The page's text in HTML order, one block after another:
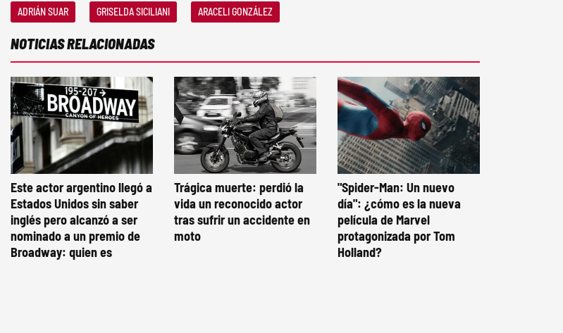
ADRIÁN SUAR GRISELDA SICILIANI ARACELI GONZÁLEZ
NOTICIAS RELACIONADAS
Este actor argentino llegó a
Estados Unidos sin saber
inglés pero alcanzó a ser
nominado a un premio de
Broadway: quien es
Trágica muerte: perdió la
vida un reconocido actor
tras sufrir un accidente en
moto
"Spider-Man: Un nuevo
día": ¿cómo es la nueva
película de Marvel
protagonizada por Tom
Holland?